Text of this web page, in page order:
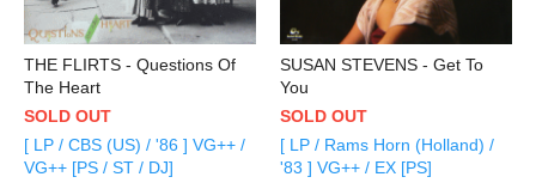
THE FLIRTS - Questions Of
The Heart
SOLD OUT
[ LP / CBS (US) / '86 ] VG++ /
VG++ [PS / ST / DJ]
SUSAN STEVENS - Get To
You
SOLD OUT
[ LP / Rams Horn (Holland) /
'83 ] VG++ / EX [PS]